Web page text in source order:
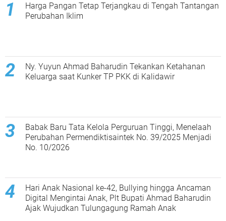
Harga Pangan Tetap Terjangkau di Tengah Tantangan
Perubahan Iklim
Ny. Yuyun Ahmad Baharudin Tekankan Ketahanan
Keluarga saat Kunker TP PKK di Kalidawir
Babak Baru Tata Kelola Perguruan Tinggi, Menelaah
Perubahan Permendiktisaintek No. 39/2025 Menjadi
No. 10/2026
Hari Anak Nasional ke-42, Bullying hingga Ancaman
Digital Mengintai Anak, Plt Bupati Ahmad Baharudin
Ajak Wujudkan Tulungagung Ramah Anak